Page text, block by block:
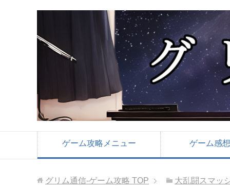
ゲーム攻略メニュー ゲーム感
グリム通信-ゲーム攻略 TOP 大乱闘スマッ